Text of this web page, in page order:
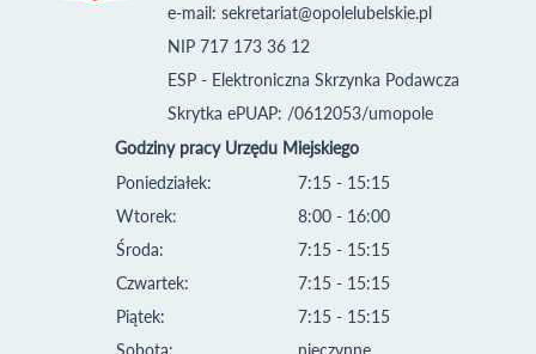
e-mail: sekretariat@opolelubelskie.pl
NIP 717 173 36 12
ESP - Elektroniczna Skrzynka Podawcza
Skrytka ePUAP: /0612053/umopole
Godziny pracy Urzędu Miejskiego
Poniedziałek:
Wtorek:
Środa:
Czwartek:
Piątek:
Sobota:
7:15 - 15:15
8:00 - 16:00
7:15 - 15:15
7:15 - 15:15
7:15 - 15:15
nieczynne